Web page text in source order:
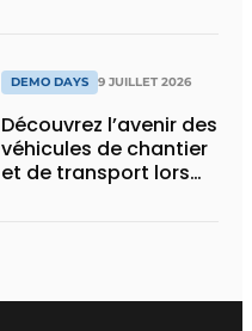
DEMO DAYS 9 JUILLET 2026
Découvrez l’avenir des
véhicules de chantier
et de transport lors